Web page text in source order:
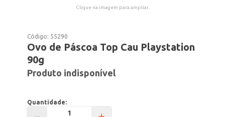
Clique na imagem para ampliar.
Código: 55290
Ovo de Páscoa Top Cau Playstation
90g
Produto indisponível
Quantidade: